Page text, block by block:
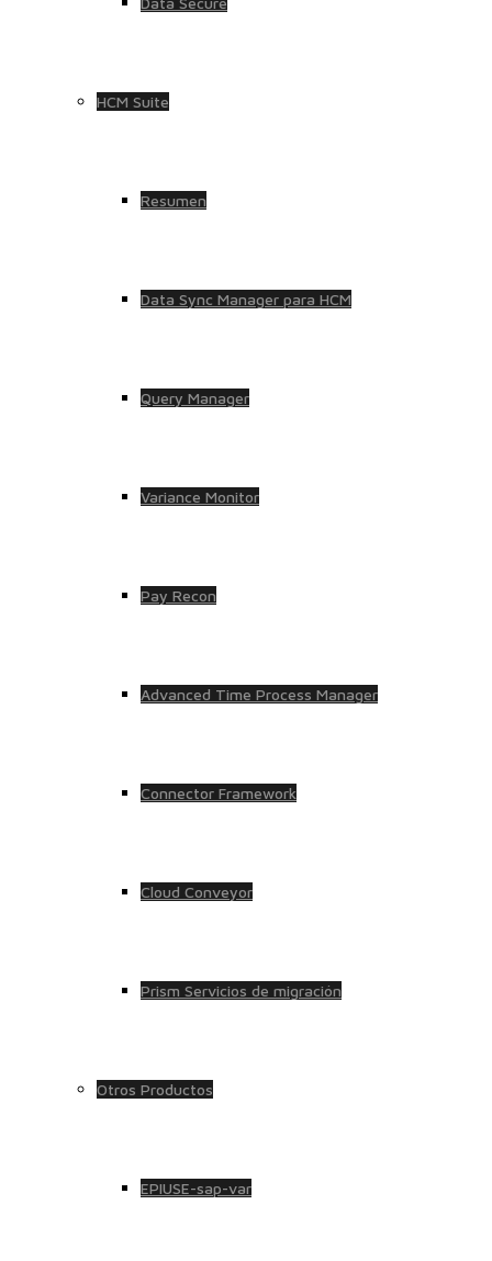
HCM Suite
Resumen
Data Sync Manager para HCM
Query Manager
Variance Monitor
Pay Recon
Advanced Time Process Manager
Connector Framework
Cloud Conveyor
Prism Servicios de migración
Otros Productos
EPIUSE-sap-var